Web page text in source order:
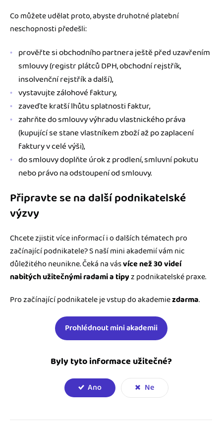
Co můžete udělat proto, abyste druhotné platební
neschopnosti předešli:
prověřte si obchodního partnera ještě před uzavřením
smlouvy (registr plátců DPH, obchodní rejstřík,
insolvenční rejstřík a další),
vystavujte zálohové faktury,
zaveďte kratší lhůtu splatnosti faktur,
zahrňte do smlouvy výhradu vlastnického práva
(kupující se stane vlastníkem zboží až po zaplacení
faktury v celé výši),
do smlouvy doplňte úrok z prodlení, smluvní pokutu
nebo právo na odstoupení od smlouvy.
Připravte se na další podnikatelské
výzvy
Chcete zjistit více informací i o dalších tématech pro
začínající podnikatele? S naší mini akademií vám nic
důležitého neunikne. Čeká na vásvíce než 30 videí
nabitých užitečnými radami a tipyz podnikatelské praxe.
Pro začínající podnikatele je vstup do akademiezdarma.
Prohlédnout mini akademii
Byly tyto informace užitečné?
Ano Ne